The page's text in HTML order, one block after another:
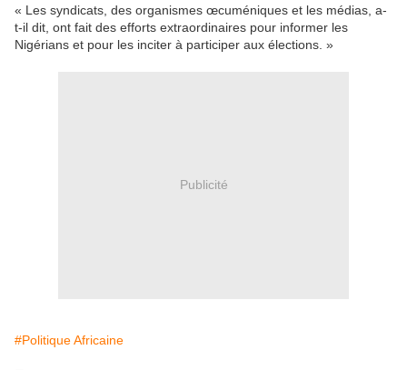
« Les syndicats, des organismes œcuméniques et les médias, a-
t-il dit, ont fait des efforts extraordinaires pour informer les
Nigérians et pour les inciter à participer aux élections. »
Publicité
#Politique Africaine